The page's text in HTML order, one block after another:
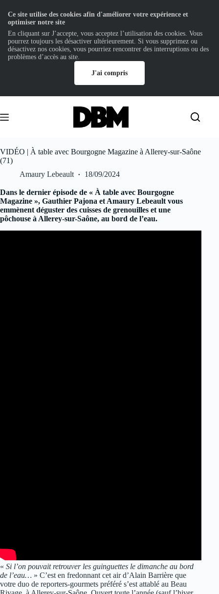
contenu
VIDÉO | À table avec Bourgogne Magazine à Allerey-sur-Saône
(71)
Amaury Lebeault
18/09/2024
Dans le dernier épisode de « À table avec Bourgogne
Magazine », Gauthier Pajona et Amaury Lebeault vous
emmènent déguster des cuisses de grenouilles et une
pôchouse à Allerey-sur-Saône, au bord de l’eau.
« Si l’on pouvait retrouver les guinguettes le dimanche au bord
de l’eau… » C’est en fredonnant cet air d’Alain Barrière que
votre duo de reporters-gourmets préféré s’est attablé au Beau
Ce site utilise des cookies afin d'améliorer votre expérience et
optimiser notre site
En cliquant sur J’accepte, vous acceptez l’utilisation des cookies. Vous
pourrez toujours les désactiver ultérieurement. Si vous supprimez ou
désactivez nos cookies, vous pourriez rencontrer des interruptions ou des
problèmes d’accès au site.
J'ai compris